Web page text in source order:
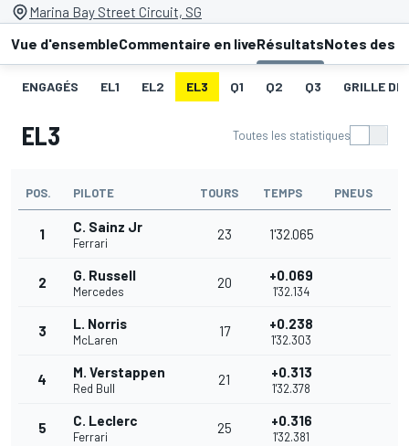
Marina Bay Street Circuit, SG
Vue d'ensembleCommentaire en liveRésultatsNotes des
ENGAGÉS EL1 EL2 EL3 Q1 Q2 Q3 GRILLE DE
EL3 Toutes les statistiques
POS. PILOTE TOURS TEMPS PNEUS
1 C. Sainz Jr
Ferrari
23 1'32.065
2 G. Russell
Mercedes
20 +0.069
1'32.134
3 L. Norris
McLaren
17 +0.238
1'32.303
4 M. Verstappen
Red Bull
21 +0.313
1'32.378
5 C. Leclerc
Ferrari
25 +0.316
1'32.381